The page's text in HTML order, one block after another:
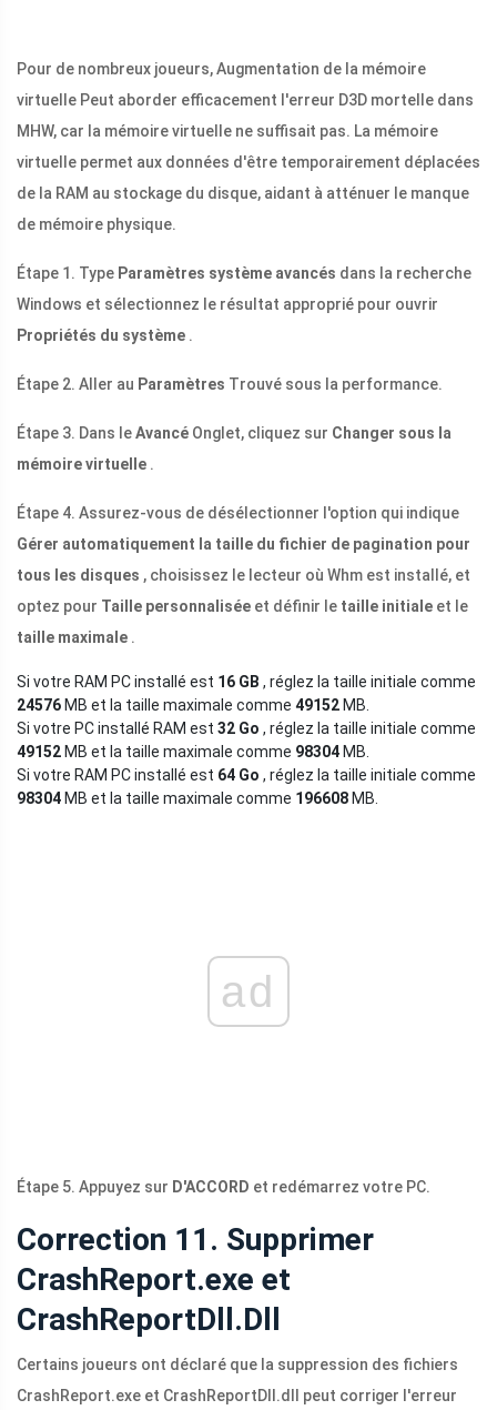
Pour de nombreux joueurs, Augmentation de la mémoire
virtuelle Peut aborder efficacement l'erreur D3D mortelle dans
MHW, car la mémoire virtuelle ne suffisait pas. La mémoire
virtuelle permet aux données d'être temporairement déplacées
de la RAM au stockage du disque, aidant à atténuer le manque
de mémoire physique.
Étape 1. Type Paramètres système avancés dans la recherche
Windows et sélectionnez le résultat approprié pour ouvrir
Propriétés du système .
Étape 2. Aller au Paramètres Trouvé sous la performance.
Étape 3. Dans leAvancé Onglet, cliquez sur Changer sous la
mémoire virtuelle .
Étape 4. Assurez-vous de désélectionner l'option qui indique
Gérer automatiquement la taille du fichier de pagination pour
tous les disques , choisissez le lecteur où Whm est installé, et
optez pour Taille personnalisée et définir le taille initiale et le
taille maximale .
Si votre RAM PC installé est 16 GB , réglez la taille initiale comme
24576 MB et la taille maximale comme 49152 MB.
Si votre PC installé RAM est 32 Go , réglez la taille initiale comme
49152 MB et la taille maximale comme 98304 MB.
Si votre RAM PC installé est 64 Go , réglez la taille initiale comme
98304 MB et la taille maximale comme 196608 MB.
ad
Étape 5. Appuyez sur D'ACCORD et redémarrez votre PC.
Correction 11. Supprimer
CrashReport.exe et
CrashReportDll.Dll
Certains joueurs ont déclaré que la suppression des fichiers
CrashReport.exe et CrashReportDll.dll peut corriger l'erreur